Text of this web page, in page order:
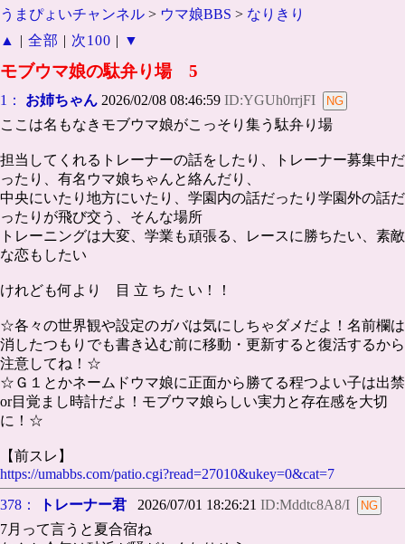
うまぴょいチャンネル > ウマ娘BBS > なりきり
▲
| 全部 | 次100 | ▼
モブウマ娘の駄弁り場 5
1： お姉ちゃん 2026/02/08 08:46:59 ID:YGUh0rrjFI
ここは名もなきモブウマ娘がこっそり集う駄弁り場
担当してくれるトレーナーの話をしたり、トレーナー募集中だ
ったり、有名ウマ娘ちゃんと絡んだり、
中央にいたり地方にいたり、学園内の話だったり学園外の話だ
ったりが飛び交う、そんな場所
トレーニングは大変、学業も頑張る、レースに勝ちたい、素敵
な恋もしたい
けれども何より 目 立 ち た い！！
☆各々の世界観や設定のガバは気にしちゃダメだよ！名前欄は
消したつもりでも書き込む前に移動・更新すると復活するから
注意してね！☆
☆Ｇ１とかネームドウマ娘に正面から勝てる程つよい子は出禁
or目覚まし時計だよ！モブウマ娘らしい実力と存在感を大切
に！☆
【前スレ】
https://umabbs.com/patio.cgi?read=27010&ukey=0&cat=7
378：
トレーナー君 2026/07/01 18:26:21 ID:Mddtc8A8/I
7月って言うと夏合宿ね